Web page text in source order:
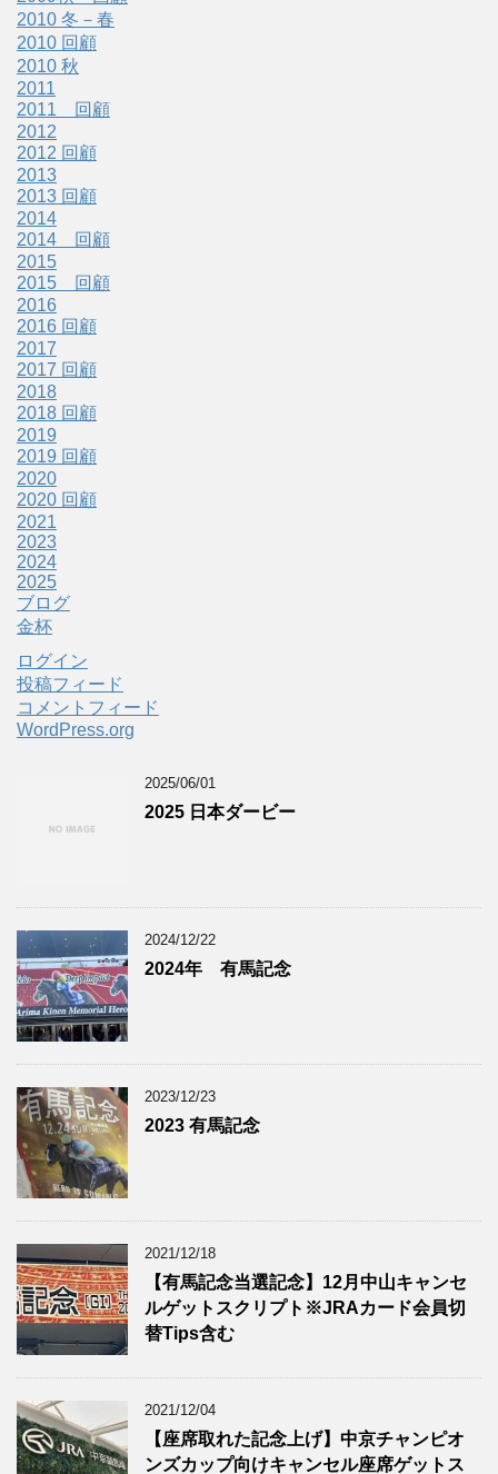
2010 冬－春
2010 回顧
2010 秋
2011
2011 回顧
2012
2012 回顧
2013
2013 回顧
2014
2014 回顧
2015
2015 回顧
2016
2016 回顧
2017
2017 回顧
2018
2018 回顧
2019
2019 回顧
2020
2020 回顧
2021
2023
2024
2025
ブログ
金杯
ログイン
投稿フィード
コメントフィード
WordPress.org
2025/06/01
2025 日本ダービー
2024/12/22
2024年 有馬記念
2023/12/23
2023 有馬記念
2021/12/18
【有馬記念当選記念】12月中山キャンセ
ルゲットスクリプト※JRAカード会員切
替Tips含む
2021/12/04
【座席取れた記念上げ】中京チャンピオ
ンズカップ向けキャンセル座席ゲットス